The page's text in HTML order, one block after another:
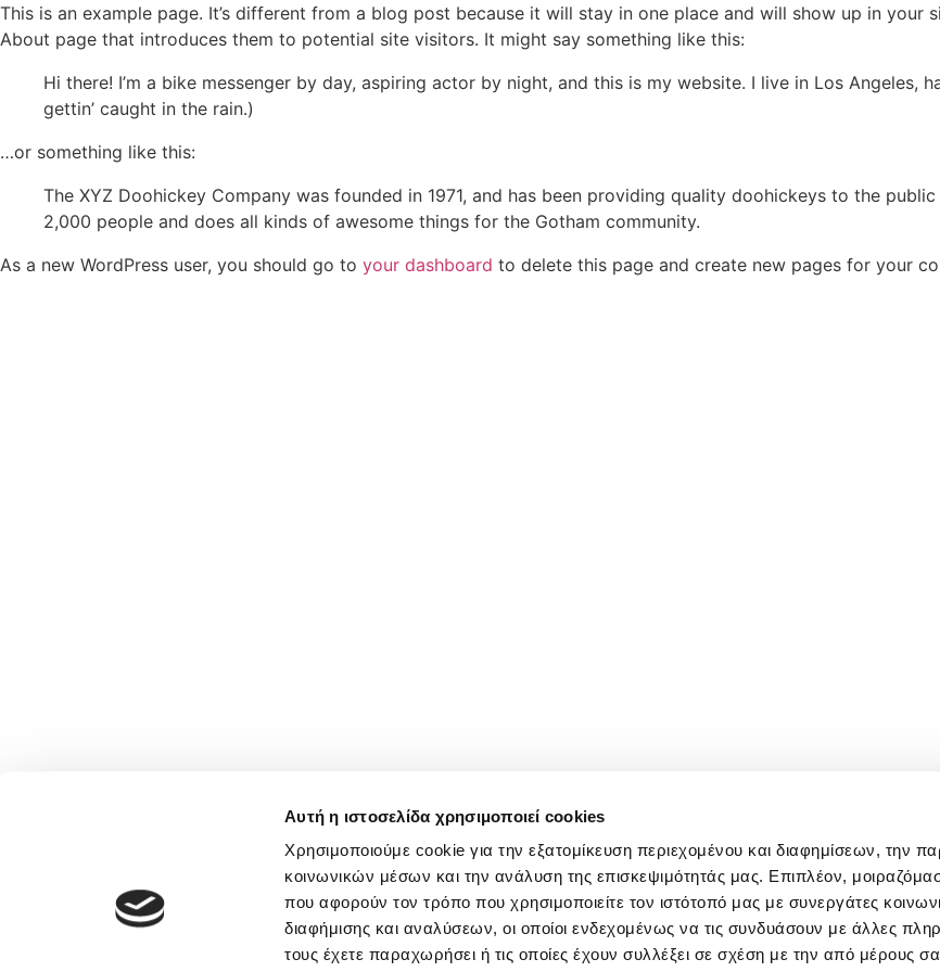
Αυτή η ιστοσελίδα χρησιμοποιεί cookies
Χρησιμοποιούμε cookie για την εξατομίκευση περιεχομένου και διαφημίσεων, την
κοινωνικών μέσων και την ανάλυση της επισκεψιμότητάς μας. Επιπλέον,
που αφορούν τον τρόπο που χρησιμοποιείτε τον ιστότοπό μας με συνεργάτες
διαφήμισης και αναλύσεων, οι οποίοι ενδεχομένως να τις συνδυάσουν με άλλες
τους έχετε παραχωρήσει ή τις οποίες έχουν συλλέξει σε σχέση με την από μέρους
This is an example page. It’s different from a blog post because it will stay in one place and will show up in
About page that introduces them to potential site visitors. It might say something like this:
Hi there! I’m a bike messenger by day, aspiring actor by night, and this is my website. I live in Los Angeles,
gettin’ caught in the rain.)
…or something like this:
The XYZ Doohickey Company was founded in 1971, and has been providing quality doohickeys to the
2,000 people and does all kinds of awesome things for the Gotham community.
As a new WordPress user, you should go to your dashboard to delete this page and create new pages for your